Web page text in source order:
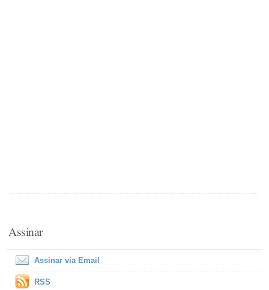
Assinar
Assinar via Email
RSS